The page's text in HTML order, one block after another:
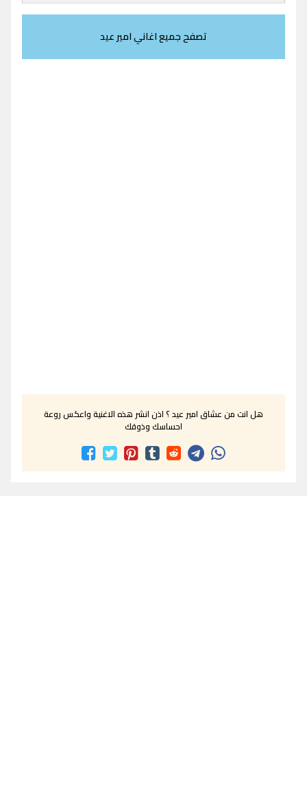
تصفح جميع اغاني امير عيد
هل انت من عشاق امير عيد ؟ اذن انشر هذه الاغنية واعكس روعة
احساسك وذوقك